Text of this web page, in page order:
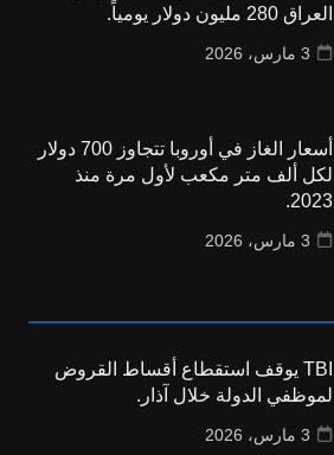
العراق 280 مليون دولار يومياً.
3 مارس، 2026
أسعار الغاز في أوروبا تتجاوز 700 دولار
لكل ألف متر مكعب لأول مرة منذ
2023.
3 مارس، 2026
TBI يوقف استقطاع أقساط القروض
لموظفي الدولة خلال آذار.
3 مارس، 2026